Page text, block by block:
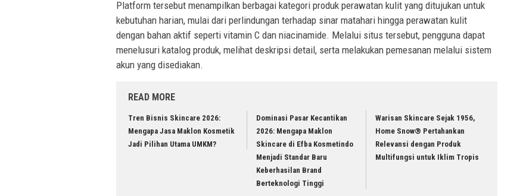
Platform tersebut menampilkan berbagai kategori produk perawatan kulit yang ditujukan untuk
kebutuhan harian, mulai dari perlindungan terhadap sinar matahari hingga perawatan kulit
dengan bahan aktif seperti vitamin C dan niacinamide. Melalui situs tersebut, pengguna dapat
menelusuri katalog produk, melihat deskripsi detail, serta melakukan pemesanan melalui sistem
akun yang disediakan.
READ MORE
Tren Bisnis Skincare 2026:
Mengapa Jasa Maklon Kosmetik
Jadi Pilihan Utama UMKM?
Dominasi Pasar Kecantikan
2026: Mengapa Maklon
Skincare di Efba Kosmetindo
Menjadi Standar Baru
Keberhasilan Brand
Berteknologi Tinggi
Warisan Skincare Sejak 1956,
Home Snow® Pertahankan
Relevansi dengan Produk
Multifungsi untuk Iklim Tropis